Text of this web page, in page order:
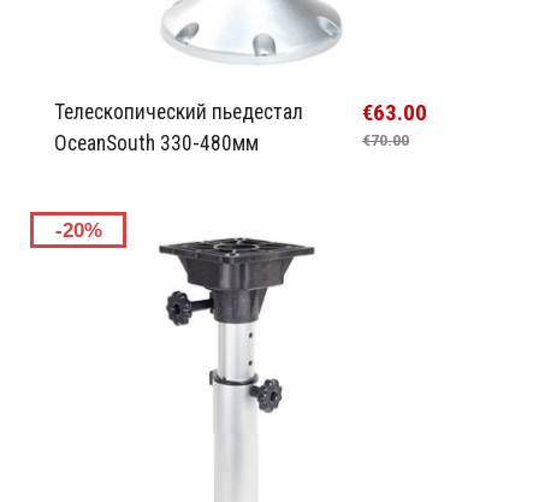
Телескопический пьедестал
OceanSouth 330-480мм
€63.00
€70.00
-20%